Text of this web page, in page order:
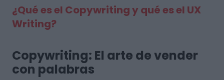
¿Qué es el Copywriting y qué es el UX
Writing?
Copywriting: El arte de vender
con palabras